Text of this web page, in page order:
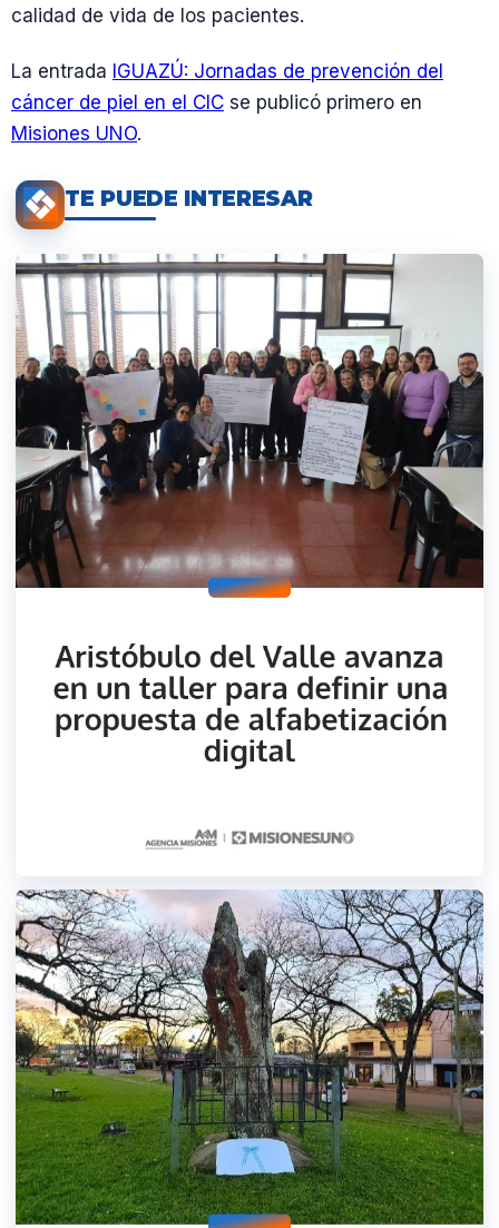
calidad de vida de los pacientes.
La entrada IGUAZÚ: Jornadas de prevención del
cáncer de piel en el CIC se publicó primero en
Misiones UNO.
TE PUEDE INTERESAR